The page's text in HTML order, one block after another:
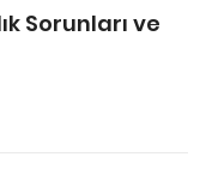
Sorunları ve